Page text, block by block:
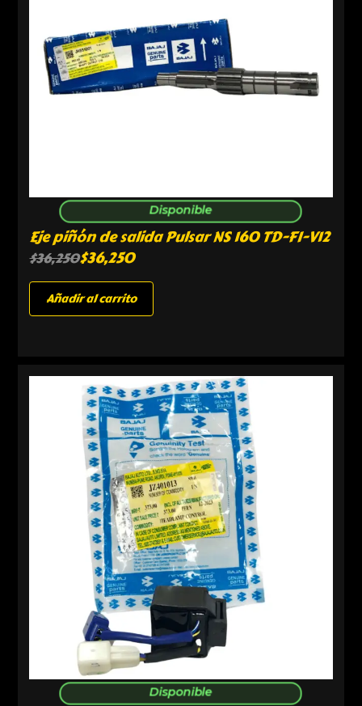
Disponible
Eje piñón de salida Pulsar NS 160 TD-FI-V12
$36,250$36,250
Añadir al carrito
Disponible